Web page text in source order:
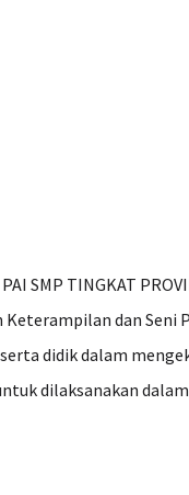
SMP TINGKAT
dan Seni
didik dalam
dilaksanakan